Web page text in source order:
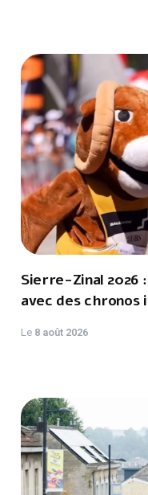
Sierre-Zinal 2026
avec des chronos
Le 8 août 2026